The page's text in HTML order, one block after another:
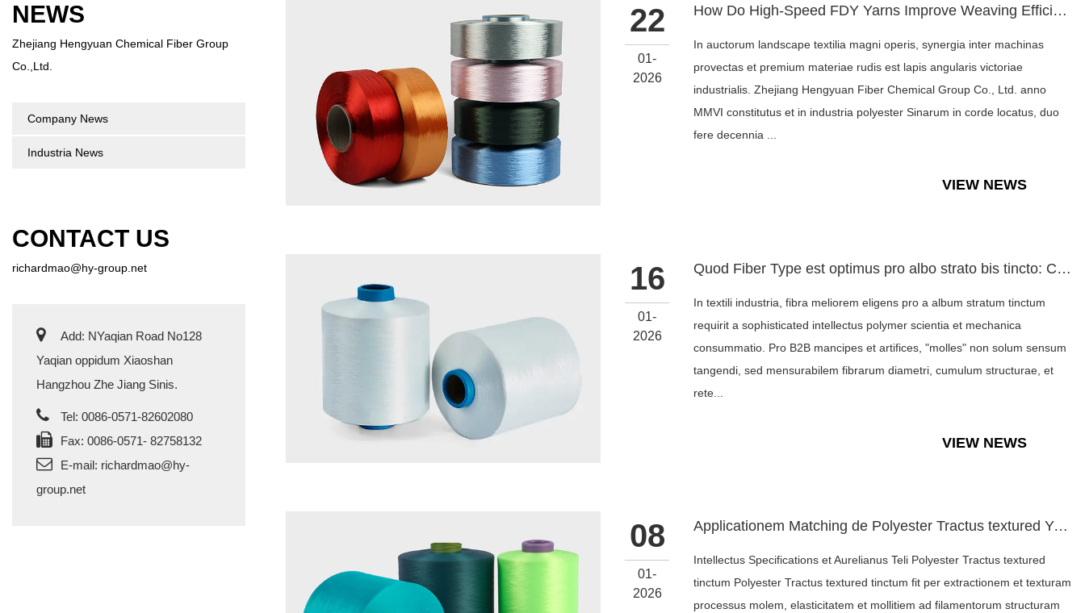
NEWS
Zhejiang Hengyuan Chemical Fiber Group
Co.,Ltd.
Company News
Industria News
CONTACT US
richardmao@hy-group.net
Add: NYaqian Road No128
Yaqian oppidum Xiaoshan
Hangzhou Zhe Jiang Sinis.
Tel: 0086-0571-82602080
Fax: 0086-0571- 82758132
E-mail: richardmao@hy-
group.net
22
01-
2026
How Do High-Speed ​​FDY Yarns Improve Weaving Efficiency on ...
In auctorum landscape textilia magni operis, synergia inter machinas
provectas et premium materiae rudis est lapis angularis victoriae
industrialis. Zhejiang Hengyuan Fiber Chemical Group Co., Ltd. anno
MMVI constitutus et in industria polyester Sinarum in corde locatus, duo
fere decennia ...
VIEW NEWS
16
01-
2026
Quod Fiber Type est optimus pro albo strato bis tincto: Chen...
In textili industria, fibra meliorem eligens pro a album stratum tinctum
requirit a sophisticated intellectus polymer scientia et mechanica
consummatio. Pro B2B mancipes et artifices, "molles" non solum sensum
tangendi, sed mensurabilem fibrarum diametri, cumulum structurae, et
rete...
VIEW NEWS
08
01-
2026
Applicationem Matching de Polyester Tractus textured Yarn cu...
Intellectus Specifications et Aurelianus Teli Polyester Tractus textured
tinctum Polyester Tractus textured tinctum fit per extractionem et texturam
processus molem, elasticitatem et mollitiem ad filamentorum structuram